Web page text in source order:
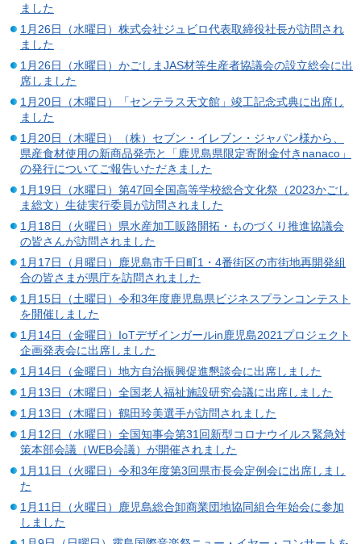
ました
1月26日（水曜日）株式会社ジュビロ代表取締役社長が訪問され
ました
1月26日（水曜日）かごしまJAS材等生産者協議会の設立総会に出
席しました
1月20日（木曜日）「センテラス天文館」竣工記念式典に出席し
ました
1月20日（木曜日）（株）セブン・イレブン・ジャパン様から、
県産食材使用の新商品発売と「鹿児島県限定寄附金付きnanaco」
の発行についてご報告いただきました
1月19日（水曜日）第47回全国高等学校総合文化祭（2023かごし
ま総文）生徒実行委員が訪問されました
1月18日（火曜日）県水産加工販路開拓・ものづくり推進協議会
の皆さんが訪問されました
1月17日（月曜日）鹿児島市千日町1・4番街区の市街地再開発組
合の皆さまが県庁を訪問されました
1月15日（土曜日）令和3年度鹿児島県ビジネスプランコンテスト
を開催しました
1月14日（金曜日）IoTデザインガールin鹿児島2021プロジェクト
企画発表会に出席しました
1月14日（金曜日）地方自治振興促進懇談会に出席しました
1月13日（木曜日）全国老人福祉施設研究会議に出席しました
1月13日（木曜日）鶴田玲美選手が訪問されました
1月12日（水曜日）全国知事会第31回新型コロナウイルス緊急対
策本部会議（WEB会議）が開催されました
1月11日（火曜日）令和3年度第3回県市長会定例会に出席しまし
た
1月11日（火曜日）鹿児島総合卸商業団地協同組合年始会に参加
しました